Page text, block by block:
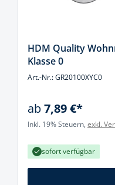
HDM Quality
Klasse 0
Art.-Nr.: GR20100XYC0
ab7,89 €*
Inkl. 19% Steuern, exkl.
sofort verfügbar